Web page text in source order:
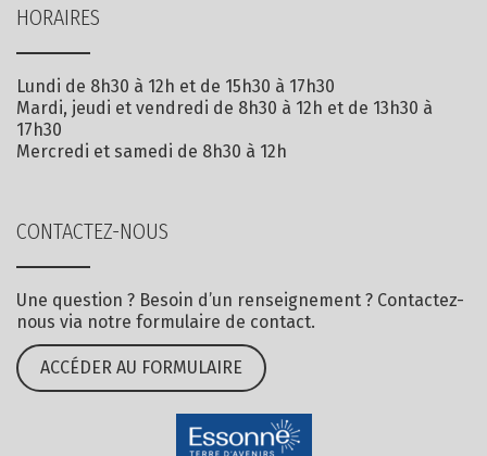
HORAIRES
Lundi de 8h30 à 12h et de 15h30 à 17h30
Mardi, jeudi et vendredi de 8h30 à 12h et de 13h30 à
17h30
Mercredi et samedi de 8h30 à 12h
CONTACTEZ-NOUS
Une question ? Besoin d’un renseignement ? Contactez-
nous via notre formulaire de contact.
ACCÉDER AU FORMULAIRE